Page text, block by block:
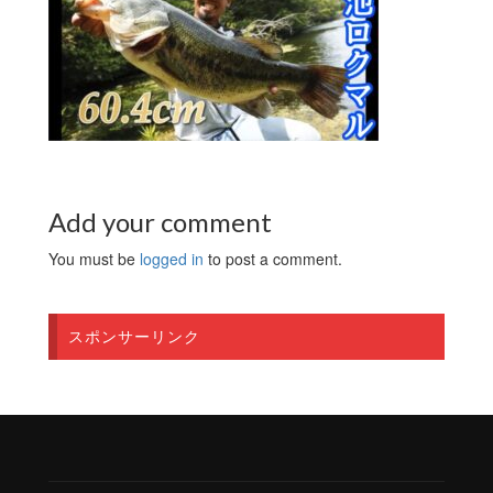
Add your comment
You must be logged in to post a comment.
スポンサーリンク